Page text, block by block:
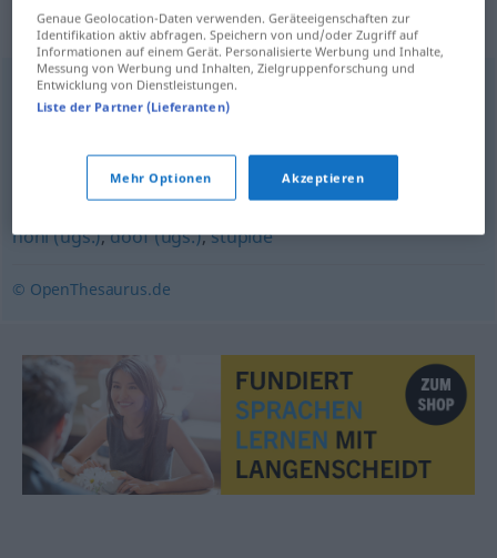
Synonyme für "saudumm"
bescheuert (ugs.),dumm (Hauptform)
,(total) Banane (sein) (ugs.),stockdumm
,unterbelichtet (ugs.),irrsinnig,bekloppt (ugs.)
hohl (ugs.),doof (ugs.),stupide
© OpenThesaurus.de
Genaue Geolocation-Daten verwenden. Geräteeigenschaften zur
Identifikation aktiv abfragen. Speichern von und/oder Zugriff auf
Informationen auf einem Gerät. Personalisierte Werbung und Inhalte,
Messung von Werbung und Inhalten, Zielgruppenforschung und
Entwicklung von Dienstleistungen.
Liste der Partner (Lieferanten)
Mehr Optionen Akzeptieren